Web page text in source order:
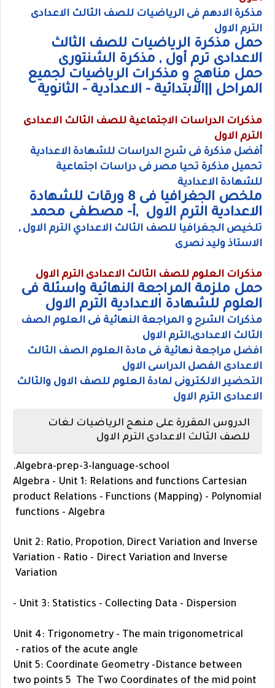
مذكرة الادهم فى الرياضيات للصف الثالث الاعدادى
الترم الاول
حمل مذكرة الرياضيات للصف الثالث
الاعدادى ترم أول , مذكرة الشنتورى
حمل مناهج و مذكرات الرياضيات لجميع
المراحل ||الابتدائية - الاعدادية - الثانوية
مذكرات الدراسات الاجتماعية للصف الثالث الاعدادى
الترم الاول
أفضل مذكرة فى شرح الدراسات للشهادة الاعدادية
تحميل مذكرة تحيا مصر فى دراسات اجتماعية
للشهادة الاعدادية
ملخص الجغرافيا فى 8 ورقات للشهادة
الاعدادية الترم الاول ,أ- مصطفى محمد
تلخيص الجغرافيا للصف الثالث الاعدادي الترم الاول ,
الاستاذ وليد نصرى
مذكرات العلوم للصف الثالث الاعدادى الترم الاول
حمل ملزمة المراجعة النهائية واسئلة فى
العلوم للشهادة الاعدادية الترم الاول
مذكرات الشرح و المراجعة النهائية فى العلوم الصف
الثالث الاعدادى,الترم الاول
افضل مراجعة نهائية فى مادة العلوم الصف الثالث
الاعدادى الفصل الدراسى الاول
التحضير الالكترونى لمادة العلوم للصف الاول والثالث
الاعدادى الترم الاول
الدروس المقررة على منهج الرياضيات لغات
للصف الثالث الاعدادى الترم الاول
Algebra-prep-3-language-school.
Algebra - Unit 1: Relations and functions Cartesian
product Relations - Functions (Mapping) - Polynomial
functions - Algebra
Unit 2: Ratio, Propotion, Direct Variation and Inverse
Variation - Ratio - Direct Variation and Inverse
Variation
Unit 4: Trigonometry - The main trigonometrical
ratios of the acute angle -
Unit 5: Coordinate Geometry -Distance between
two points 5 The Two Coordinates of the mid point